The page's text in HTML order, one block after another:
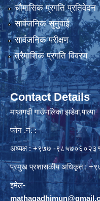
चौमासिक प्रगति प्रतिवेदन
सार्वजनिक सुनुवाई
सार्वजनिक परीक्षण
त्रैमाशिक प्रगति विवरण
Contact Details
माथागढी गाउँपालिका झडेवा,पाल्पा
फोन .नं. :
अध्यक्ष : +९७७ -
प्रमुख प्रशासकीय अधिकृत :
इमेल-